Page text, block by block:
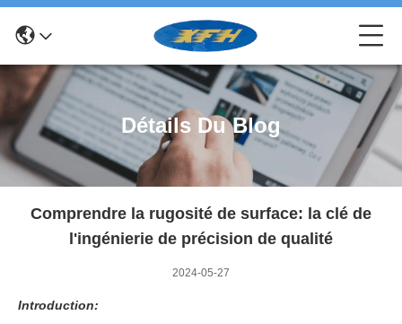
Détails Du Blog
Comprendre la rugosité de surface: la clé de
l'ingénierie de précision de qualité
2024-05-27
Introduction: